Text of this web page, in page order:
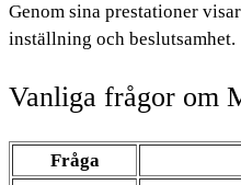
Genom sina prestationer
inställning och beslutsamhet.
Vanliga frågor om
Fråga